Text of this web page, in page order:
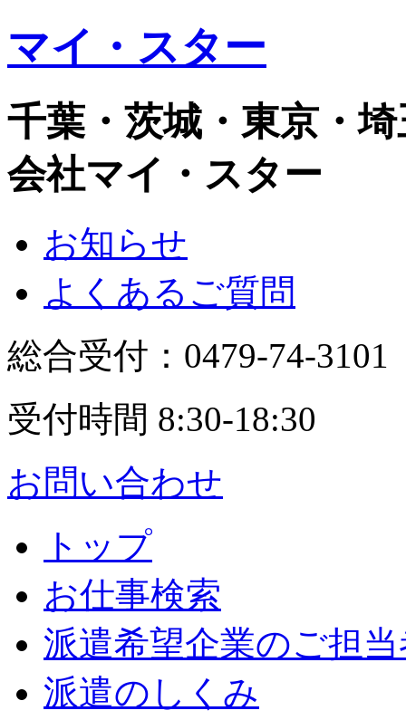
マイ・スター
千葉・茨城・東京・
会社マイ・スター
お知らせ
よくあるご質問
総合受付： 0479-74-3101
受付時間 8:30-18:30
お問い合わせ
トップ
お仕事検索
派遣希望企業のご担
派遣のしくみ